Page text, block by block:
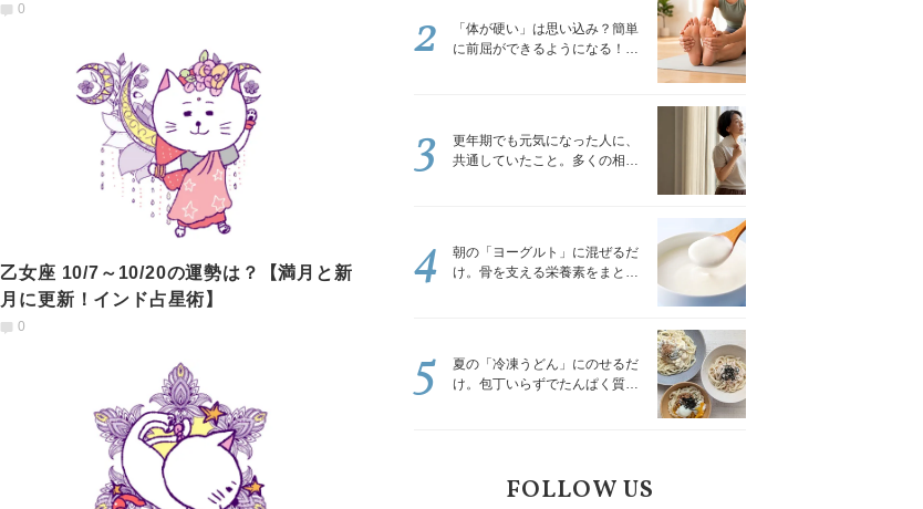
0
乙女座 10/7～10/20の運勢は？【満月と新
月に更新！インド占星術】
0
「体が硬い」は思い込み？簡単
に前屈ができるようになる！腿
2
更年期でも元気になった人に、
共通していたこと。多くの相談
3
朝の「ヨーグルト」に混ぜるだ
け。骨を支える栄養素をまとめ
4
夏の「冷凍うどん」にのせるだ
け。包丁いらずでたんぱく質を
5
FOLLOW US